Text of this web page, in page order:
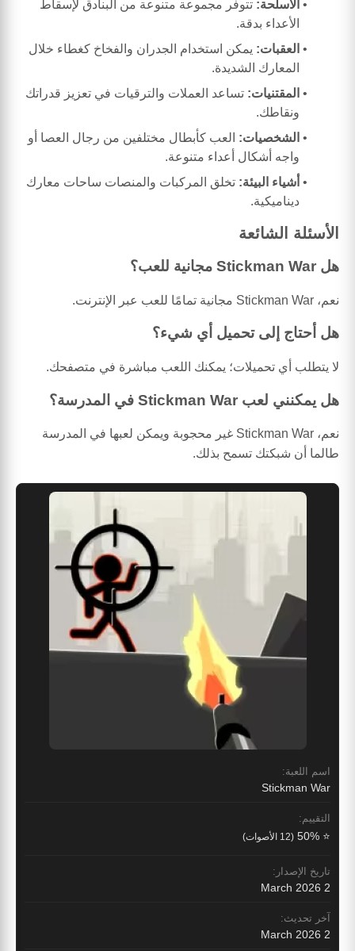
الأسلحة: تتوفر مجموعة متنوعة من البنادق لإسقاط
الأعداء بدقة.
العقبات: يمكن استخدام الجدران والفخاخ كغطاء خلال
المعارك الشديدة.
المقتنيات: تساعد العملات والترقيات في تعزيز قدراتك
ونقاطك.
الشخصيات: العب كأبطال مختلفين من رجال العصا أو
واجه أشكال أعداء متنوعة.
أشياء البيئة: تخلق المركبات والمنصات ساحات معارك
ديناميكية.
الأسئلة الشائعة
هل Stickman War مجانية للعب؟
نعم، Stickman War مجانية تمامًا للعب عبر الإنترنت.
هل أحتاج إلى تحميل أي شيء؟
لا يتطلب أي تحميلات؛ يمكنك اللعب مباشرة في متصفحك.
هل يمكنني لعب Stickman War في المدرسة؟
نعم، Stickman War غير محجوبة ويمكن لعبها في المدرسة
طالما أن شبكتك تسمح بذلك.
اسم اللعبة:
Stickman War
التقييم:
⭐ 50% (12 الأصوات)
تاريخ الإصدار:
2 March 2026
آخر تحديث:
2 March 2026